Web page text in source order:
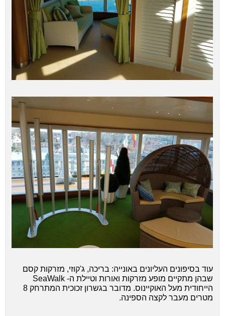
עוד בסיפונים העליונים באונייה: בריכה, ג'קוזי, מזרקות קסם
שבהן מתקיים מופע מזרקות ואורות וטיילת ה- SeaWalk
הייחודית מעל האוקיינוס. מדובר בגשרון זכוכית המתרחק 8
מטרים מעבר לקצה הספינה.